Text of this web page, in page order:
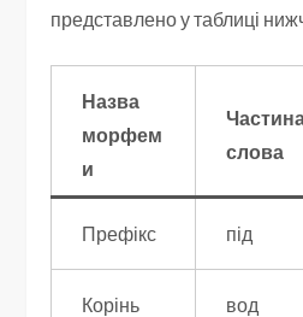
представлено у таблиці
Назва
морфем
и
Частина
слова
Префікс під
Корінь вод